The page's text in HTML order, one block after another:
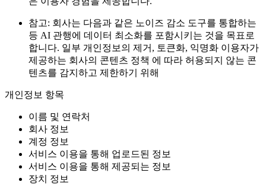
참고: 회사는 다음과 같은 노이즈 감소 도구를 통합하는
등 AI 관행에 데이터 최소화를 포함시키는 것을 목표로
합니다. 일부 개인정보의 제거, 토큰화, 익명화 이용자가
제공하는 회사의 콘텐츠 정책 에 따라 허용되지 않는 콘
텐츠를 감지하고 제한하기 위해
개인정보 항목
이름 및 연락처
회사 정보
계정 정보
서비스 이용을 통해 업로드된 정보
서비스 이용을 통해 제공되는 정보
장치 정보